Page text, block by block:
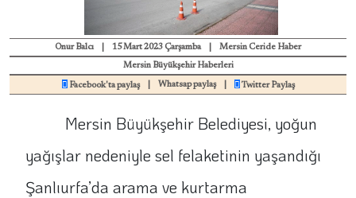
Onur Balcı 15 Mart 2023 Çarşamba Mersin Ceride Haber
Mersin Büyükşehir Haberleri
Facebook'ta paylaş Whatsap paylaş Twitter Paylaş
Mersin Büyükşehir Belediyesi, yoğun
yağışlar nedeniyle sel felaketinin yaşandığı
Şanlıurfa’da arama ve kurtarma